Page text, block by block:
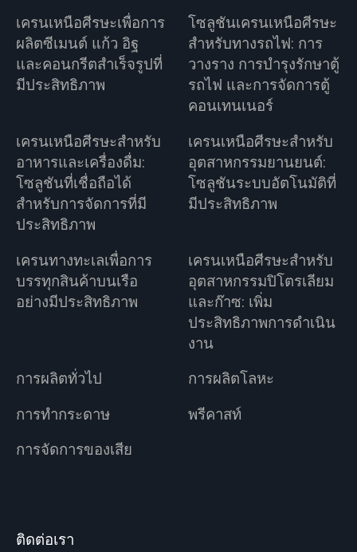
เครนเหนือศีรษะเพื่อการ
ผลิตซีเมนต์ แก้ว อิฐ
และคอนกรีตสำเร็จรูปที่
มีประสิทธิภาพ
โซลูชันเครนเหนือศีรษะ
สำหรับทางรถไฟ: การ
วางราง การบำรุงรักษาตู้
รถไฟ และการจัดการตู้
คอนเทนเนอร์
เครนเหนือศีรษะสำหรับ
อาหารและเครื่องดื่ม:
โซลูชันที่เชื่อถือได้
สำหรับการจัดการที่มี
ประสิทธิภาพ
เครนเหนือศีรษะสำหรับ
อุตสาหกรรมยานยนต์:
โซลูชันระบบอัตโนมัติที่
มีประสิทธิภาพ
เครนทางทะเลเพื่อการ
บรรทุกสินค้าบนเรือ
อย่างมีประสิทธิภาพ
เครนเหนือศีรษะสำหรับ
อุตสาหกรรมปิโตรเลียม
และก๊าซ: เพิ่ม
ประสิทธิภาพการดำเนิน
งาน
การผลิตทั่วไป
การผลิตโลหะ
การทำกระดาษ
พรีคาสท์
การจัดการของเสีย
ติดต่อเรา